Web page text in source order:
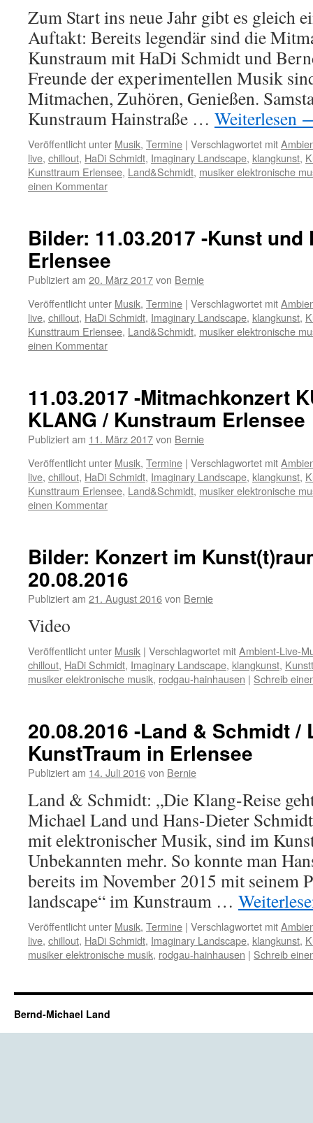
Zum Start ins neue Jahr gibt es gleich
Auftakt: Bereits legendär sind die
Kunstraum mit HaDi Schmidt und
Freunde der experimentellen Musik
Mitmachen, Zuhören, Genießen.
Kunstraum Hainstraße … Weiterlesen
Veröffentlicht unter Musik, Termine | Verschlagwortet mit
live, chillout, HaDi Schmidt, Imaginary Landscape, klangkunst,
Kunsttraum Erlensee, Land&Schmidt, musiker elektronische
einen Kommentar
Bilder: 11.03.2017 -Kunst
Erlensee
Publiziert am 20. März 2017von Bernie
Veröffentlicht unter Musik, Termine | Verschlagwortet mit
live, chillout, HaDi Schmidt, Imaginary Landscape, klangkunst,
Kunsttraum Erlensee, Land&Schmidt, musiker elektronische
einen Kommentar
11.03.2017 -Mitmachkonzert
KLANG / Kunstraum Erlensee
Publiziert am 11. März 2017von Bernie
Veröffentlicht unter Musik, Termine | Verschlagwortet mit
live, chillout, HaDi Schmidt, Imaginary Landscape, klangkunst,
Kunsttraum Erlensee, Land&Schmidt, musiker elektronische
einen Kommentar
Bilder: Konzert im
20.08.2016
Publiziert am 21. August 2016von Bernie
Video
Veröffentlicht unter Musik | Verschlagwortet mitAmbient-Live-
chillout, HaDi Schmidt, Imaginary Landscape, klangkunst,
musiker elektronische musik, rodgau-hainhausen | Schreib
20.08.2016 -Land & Schmidt /
KunstTraum in Erlensee
Publiziert am 14. Juli 2016von Bernie
Land & Schmidt: „Die Klang-Reise
Michael Land und Hans-Dieter
mit elektronischer Musik, sind im
Unbekannten mehr. So konnte man
bereits im November 2015 mit seinem
landscape“ im Kunstraum …
Veröffentlicht unter Musik, Termine | Verschlagwortet mit
live, chillout, HaDi Schmidt, Imaginary Landscape, klangkunst,
musiker elektronische musik, rodgau-hainhausen | Schreib
Bernd-Michael Land